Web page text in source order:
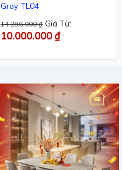
Gray TL04
14.286.000₫ Giá Từ:
10.000.000₫